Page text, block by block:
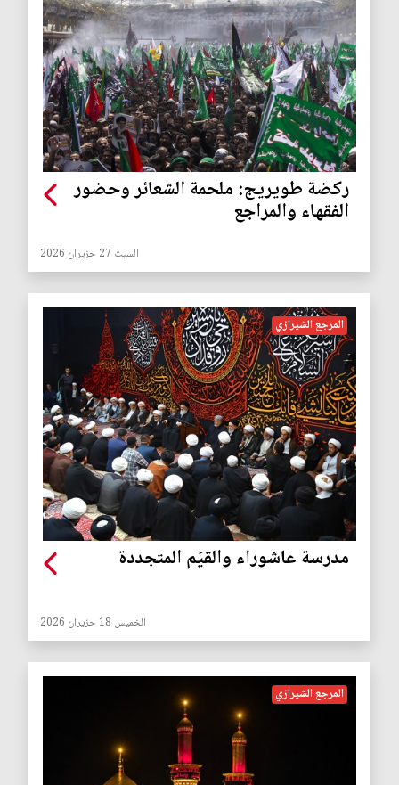
ركضة طويريج: ملحمة الشعائر وحضور
الفقهاء والمراجع
السبت 27 حزيران 2026
المرجع الشيرازي
مدرسة عاشوراء والقيَم المتجددة
الخميس 18 حزيران 2026
المرجع الشيرازي